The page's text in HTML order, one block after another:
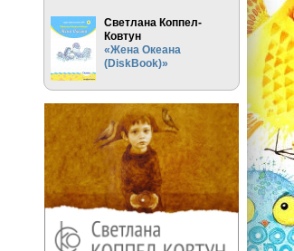
Светлана Коппел-
Ковтун
«Жена Океана
(DiskBook)»